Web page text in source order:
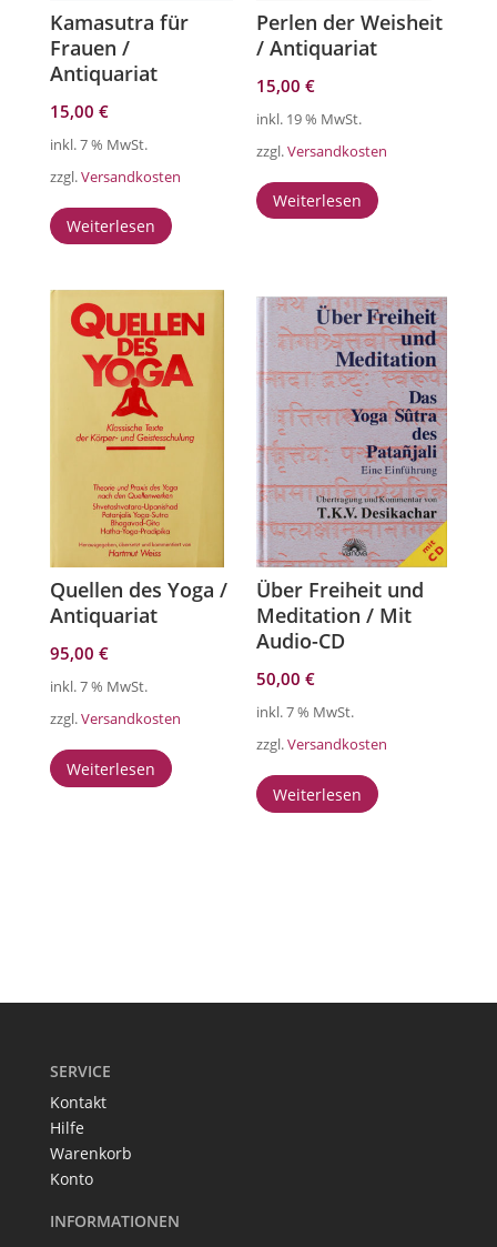
Kamasutra für
Frauen /
Antiquariat
15,00 €
inkl. 7 % MwSt.
zzgl.Versandkosten
Weiterlesen
Perlen der Weisheit
/ Antiquariat
15,00€
inkl. 19 % MwSt.
zzgl.Versandkosten
Weiterlesen
Quellen des Yoga /
Antiquariat
95,00 €
inkl. 7 % MwSt.
zzgl.Versandkosten
Weiterlesen
Über Freiheit und
Meditation / Mit
Audio-CD
50,00€
inkl. 7 % MwSt.
zzgl.Versandkosten
Weiterlesen
SERVICE
Kontakt
Hilfe
Warenkorb
Konto
INFORMATIONEN